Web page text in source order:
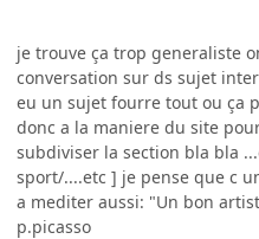
je trouve ça trop generaliste
conversation sur ds sujet
eu un sujet fourre tout ou ça
donc a la maniere du site
subdiviser la section bla bla
sport/....etc ] je pense que c
a mediter aussi: "Un bon
p.picasso